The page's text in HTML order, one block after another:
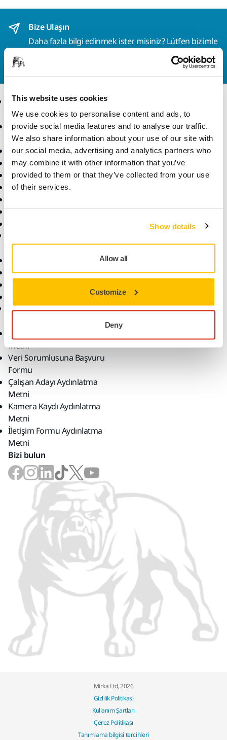
This website uses cookies
We use cookies to personalise content and ads, to
provide social media features and to analyse our traffic.
We also share information about your use of our site with
our social media, advertising and analytics partners who
may combine it with other information that you’ve
provided to them or that they’ve collected from your use
of their services.
Show details
Allow all
Customize
Deny
Bize Ulaşın
Daha fazla bilgi edinmek ister misiniz? Lütfen bizimle
ve uzman ekibimiz sorularınızı
Ürünler
Aksesuarlar ve Sarf
Malzemeler
Bütün Ürünler
Makineler
Öne Çıkanlar
Robotik ve Otomasyon
Sektörler
Uygulamalar
Çözümler
Garanti Koşulları
Hakkımızda
Kariyer
KVKK
Metni
Veri Sorumlusuna Başvuru
Formu
Çalışan Adayı Aydınlatma
Metni
Kamera Kaydı Aydınlatma
Metni
İletişim Formu Aydınlatma
Metni
Bizi bulun
Mirka Ltd, 2026
Gizlilik Politikası
Kullanım Şartları
Çerez Politikası
Tanımlama bilgisi tercihleri